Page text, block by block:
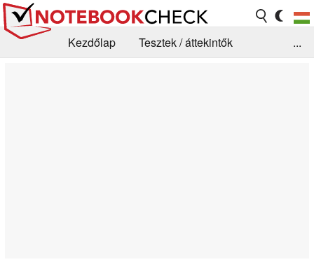
Kezdőlap
Tesztek / áttekintők
...